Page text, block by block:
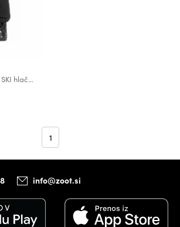
Meatfly otroške SNB & SKI hlače Girly Black
1
info@zoot.si